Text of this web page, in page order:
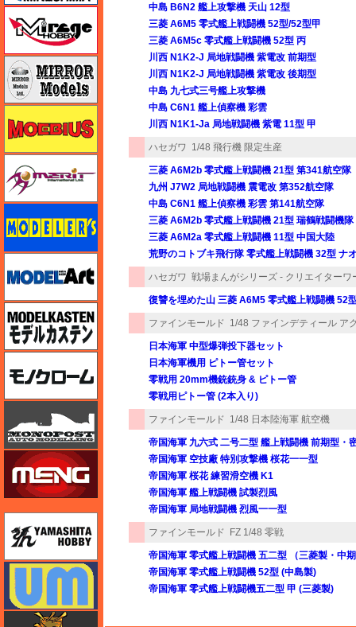
中島 B6N2 艦上攻撃機 天山 12型
三菱 A6M5 零式艦上戦闘機 52型/52型甲
三菱 A6M5c 零式艦上戦闘機 52型 丙
川西 N1K2-J 局地戦闘機 紫電改 前期型
川西 N1K2-J 局地戦闘機 紫電改 後期型
中島 九七式三号艦上攻撃機
中島 C6N1 艦上偵察機 彩雲
川西 N1K1-Ja 局地戦闘機 紫電 11型 甲
ハセガワ 1/48 飛行機 限定生産
三菱 A6M2b 零式艦上戦闘機 21型 第341航空隊
九州 J7W2 局地戦闘機 震電改 第352航空隊
中島 C6N1 艦上偵察機 彩雲 第141航空隊
三菱 A6M2b 零式艦上戦闘機 21型 瑞鶴戦闘機隊
三菱 A6M2a 零式艦上戦闘機 11型 中国大陸
荒野のコトブキ飛行隊 零式艦上戦闘機 32型 ナ
ハセガワ 戦場まんがシリーズ - クリエイターワ
復讐を埋めた山 三菱 A6M5 零式艦上戦闘機 52
ファインモールド 1/48 ファインデティール ア
日本海軍 中型爆弾投下器セット
日本海軍機用 ピトー管セット
零戦用 20mm機銃銃身 & ピトー管
零戦用ピトー管 (2本入り)
ファインモールド 1/48 日本陸海軍 航空機
帝国海軍 九六式 二号二型 艦上戦闘機 前期型・
帝国海軍 空技廠 特別攻撃機 桜花一一型
帝国海軍 桜花 練習滑空機 K1
帝国海軍 艦上戦闘機 試製烈風
帝国海軍 局地戦闘機 烈風一一型
ファインモールド FZ 1/48 零戦
帝国海軍 零式艦上戦闘機 五二型 （三菱製・中
帝国海軍 零式艦上戦闘機 52型 (中島製)
帝国海軍 零式艦上戦闘機五二型 甲 (三菱製)
ミラージュホビー
ミラーモデルズ
メリットインターナショナル
モデルアート
モノクローム
モノポスト
モンモデル（MENG MODEL）